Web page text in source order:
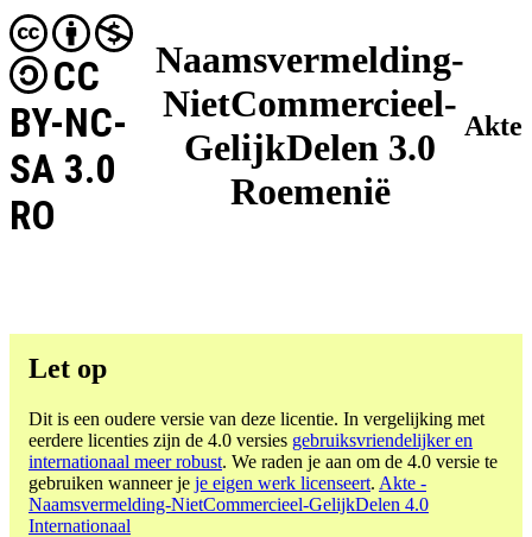
Naamsvermelding-
NietCommercieel-
GelijkDelen 3.0
Roemenië
CC
BY-NC-
SA 3.0
RO
Akte
Let op
Dit is een oudere versie van deze licentie. In vergelijking met
eerdere licenties zijn de 4.0 versies gebruiksvriendelijker en
internationaal meer robust. We raden je aan om de 4.0 versie te
gebruiken wanneer je je eigen werk licenseert. Akte -
Naamsvermelding-NietCommercieel-GelijkDelen 4.0
Internationaal